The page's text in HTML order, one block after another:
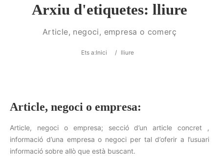
Categoria
Cerca
Arxiu d'etiquetes: lliure
Article, negoci, empresa o comerç
Ets a:Inici / lliure
Article, negoci o empresa:
Article, negoci o empresa; secció d’un article concret ,
informació d’una empresa o negoci per tal d’oferir a l’usuari
informació sobre allò que està buscant.